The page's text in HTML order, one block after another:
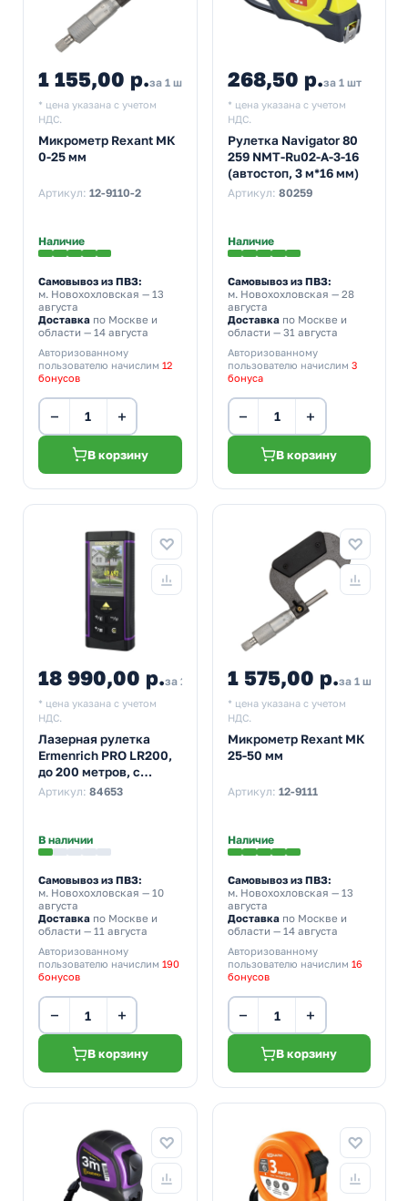
1 155,00 р.за 1 шт
* цена указана с учетом
НДС.
Микрометр Rexant МК
0-25 мм
Артикул: 12-9110-2
Наличие
Самовывоз из ПВЗ:
м. Новохохловская — 13
августа
Доставка по Москве и
области — 14 августа
Авторизованному
пользователю начислим 12
бонусов
− +
В корзину
268,50 р.за 1 шт
* цена указана с учетом
НДС.
Рулетка Navigator 80
259 NMT-Ru02-A-3-16
(автостоп, 3 м*16 мм)
Артикул: 80259
Наличие
Самовывоз из ПВЗ:
м. Новохохловская — 28
августа
Доставкапо Москве и
области — 31 августа
Авторизованному
пользователю начислим 3
бонуса
− +
В корзину
18 990,00 р.за 1 шт
* цена указана с учетом
НДС.
Лазерная рулетка
Ermenrich PRO LR200,
до 200 метров, с
камерой, штатив в
Артикул: 84653
В наличии
Самовывоз из ПВЗ:
м. Новохохловская — 10
августа
Доставка по Москве и
области — 11 августа
Авторизованному
пользователю начислим 190
бонусов
− +
В корзину
1 575,00 р.за 1 шт
* цена указана с учетом
НДС.
Микрометр Rexant МК
25-50 мм
Артикул: 12-9111
Наличие
Самовывоз из ПВЗ:
м. Новохохловская — 13
августа
Доставкапо Москве и
области — 14 августа
Авторизованному
пользователю начислим 16
бонусов
− +
В корзину